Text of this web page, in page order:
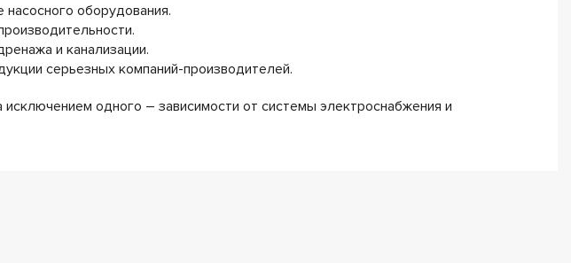
оборудования.
и канализации.
серьезных компаний-производителей.
одного – зависимости от системы электроснабжения и